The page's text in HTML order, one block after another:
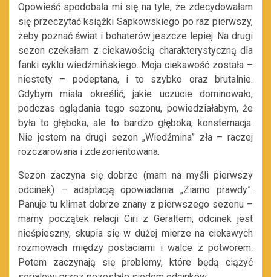
Opowieść spodobała mi się na tyle, że zdecydowałam
się przeczytać książki Sapkowskiego po raz pierwszy,
żeby poznać świat i bohaterów jeszcze lepiej. Na drugi
sezon czekałam z ciekawością charakterystyczną dla
fanki cyklu wiedźmińskiego. Moja ciekawość została –
niestety – podeptana, i to szybko oraz brutalnie.
Gdybym miała określić, jakie uczucie dominowało,
podczas oglądania tego sezonu, powiedziałabym, że
była to głęboka, ale to bardzo głęboka, konsternacja.
Nie jestem na drugi sezon „Wiedźmina” zła – raczej
rozczarowana i zdezorientowana.
Sezon zaczyna się dobrze (mam na myśli pierwszy
odcinek) – adaptacją opowiadania „Ziarno prawdy”.
Panuje tu klimat dobrze znany z pierwszego sezonu –
mamy początek relacji Ciri z Geraltem, odcinek jest
nieśpieszny, skupia się w dużej mierze na ciekawych
rozmowach między postaciami i walce z potworem.
Potem zaczynają się problemy, które będą ciążyć